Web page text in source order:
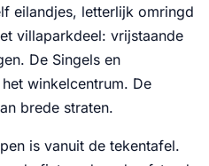
eilandjes, letterlijk omringd
villaparkdeel: vrijstaande
De Singels en
winkelcentrum. De
brede straten.
is vanuit de tekentafel.